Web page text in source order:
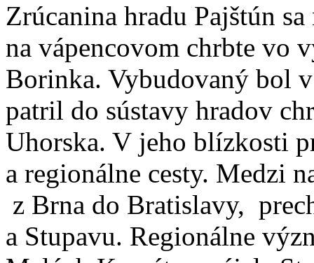
Zrúcanina hradu Pajštún
na vápencovom chrbte vo
Borinka. Vybudovaný bol
patril do sústavy hradov
Uhorska. V jeho blízkosti
a regionálne cesty. Medzi
z Brna do Bratislavy,
a Stupavu. Regionálne